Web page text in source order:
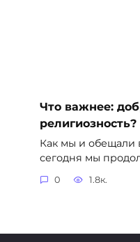
Что важнее:
религиозность?
Как мы и обещали
сегодня мы
0 1.8к.